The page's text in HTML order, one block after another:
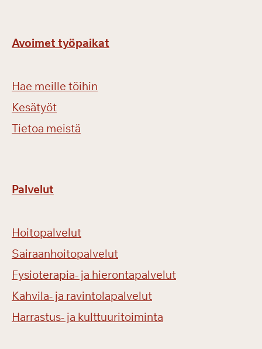
Avoimet työpaikat
Hae meille töihin
Kesätyöt
Tietoa meistä
Palvelut
Hoitopalvelut
Sairaanhoitopalvelut
Fysioterapia- ja hierontapalvelut
Kahvila- ja ravintolapalvelut
Harrastus- ja kulttuuritoiminta